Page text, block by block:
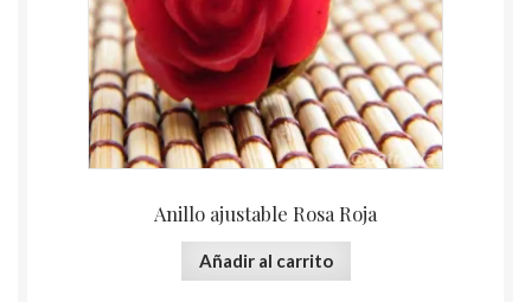
Anillo ajustable Rosa Roja
Añadir al carrito